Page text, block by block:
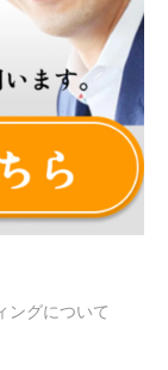
ングについて